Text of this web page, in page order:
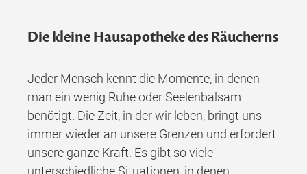
Die kleine Hausapotheke des Räucherns
Jeder Mensch kennt die Momente, in denen
man ein wenig Ruhe oder Seelenbalsam
benötigt. Die Zeit, in der wir leben, bringt uns
immer wieder an unsere Grenzen und erfordert
unsere ganze Kraft. Es gibt so viele
unterschiedliche Situationen, in denen